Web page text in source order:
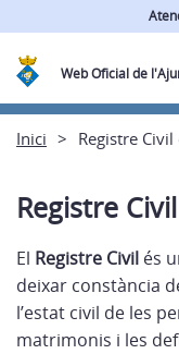
Web Oficial de
Inici Registre Civil
Registre
El Registre Civil és
deixar constància
l’estat civil de les
matrimonis i les